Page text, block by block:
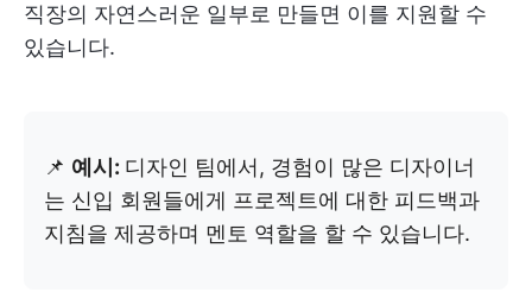
직장의 자연스러운 일부로 만들면 이를 지원할 수
있습니다.
📌 예시: 디자인 팀에서, 경험이 많은 디자이너
는 신입 회원들에게 프로젝트에 대한 피드백과
지침을 제공하며 멘토 역할을 할 수 있습니다.